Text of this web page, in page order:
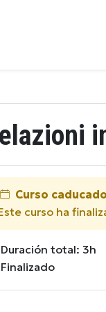
Curso caducado
curso ha
total: 3h